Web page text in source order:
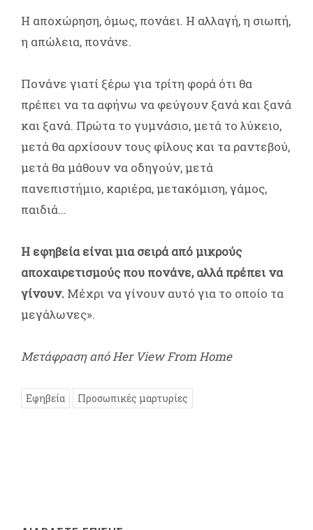
Η αποχώρηση, όμως, πονάει. Η αλλαγή, η σιωπή,
η απώλεια, πονάνε.
Πονάνε γιατί ξέρω για τρίτη φορά ότι θα
πρέπει να τα αφήνω να φεύγουν ξανά και ξανά
και ξανά. Πρώτα το γυμνάσιο, μετά το λύκειο,
μετά θα αρχίσουν τους φίλους και τα ραντεβού,
μετά θα μάθουν να οδηγούν, μετά
πανεπιστήμιο, καριέρα, μετακόμιση, γάμος,
παιδιά...
Η εφηβεία είναι μια σειρά από μικρούς
αποχαιρετισμούς που πονάνε, αλλά πρέπει να
γίνουν. Μέχρι να γίνουν αυτό για το οποίο τα
μεγάλωνες».
Μετάφραση από Her View From Home
Εφηβεία Προσωπικές μαρτυρίες